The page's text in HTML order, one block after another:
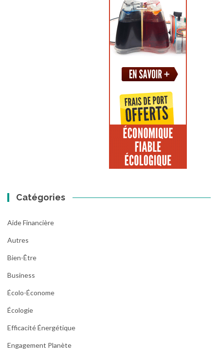
Catégories
Aide Financière
Autres
Bien-Être
Business
Écolo-Économe
Écologie
Efficacité Énergétique
Engagement Planète